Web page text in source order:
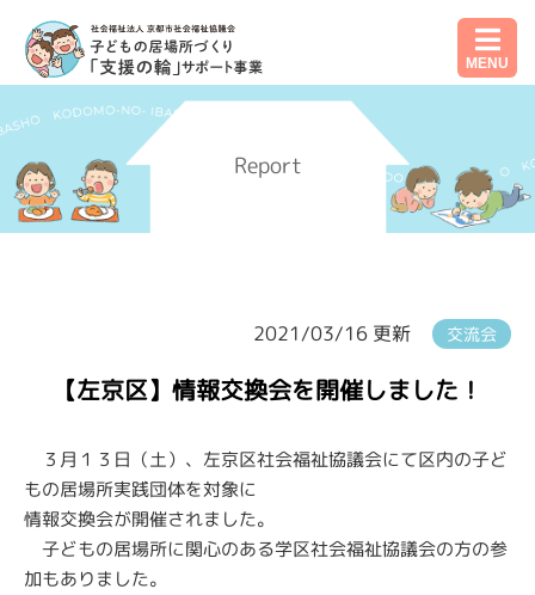
MENU
Report
2021/03/16 更新 交流会
【左京区】情報交換会を開催しました！
３月１３日（土）、左京区社会福祉協議会にて区内の子ど
もの居場所実践団体を対象に
情報交換会が開催されました。
子どもの居場所に関心のある学区社会福祉協議会の方の参
加もありました。